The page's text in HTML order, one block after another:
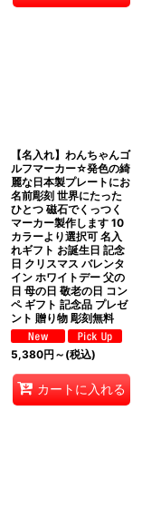
【名入れ】わんちゃんゴ
ルフマーカー☆発色の綺
麗な日本製プレートにお
名前彫刻 世界にたった
ひとつ 磁石でくっつく
マーカー製作します 10
カラーより選択可 名入
れギフト お誕生日 記念
日 クリスマス バレンタ
イン ホワイトデー 父の
日 母の日 敬老の日 コン
ペ ギフト 記念品 プレゼ
ント 贈り物 彫刻無料
5,380円 ～ (税込)
カートに入れる